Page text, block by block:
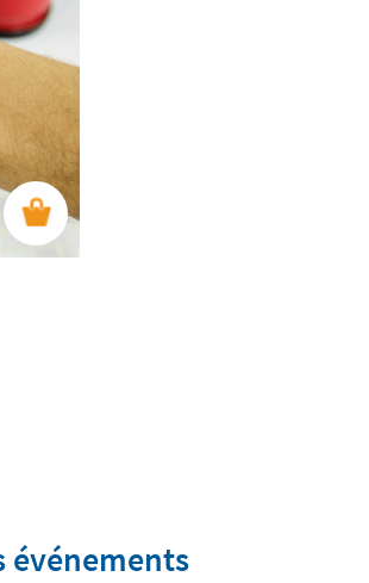
événements